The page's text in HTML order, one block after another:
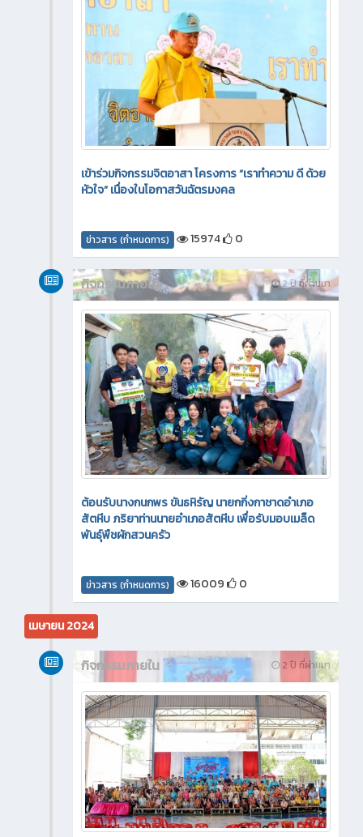
เข้าร่วมกิจกรรมจิตอาสา โครงการ “เราทำความ ดี ด้วย
หัวใจ” เนื่องในโอกาสวันฉัตรมงคล
ข่าวสาร (กำหนดการ) 15974 0
2 ปี ที่ผ่านมา
กิจกรรมภายใน
ต้อนรับนางกนกพร ขันธหิรัญ นายกกิ่งกาชาดอำเภอ
สัตหีบ ภริยาท่านนายอำเภอสัตหีบ เพื่อรับมอบเมล็ด
พันธุ์พืชผักสวนครัว
ข่าวสาร (กำหนดการ) 16009 0
เมษายน 2024
2 ปี ที่ผ่านมา
กิจกรรมภายใน